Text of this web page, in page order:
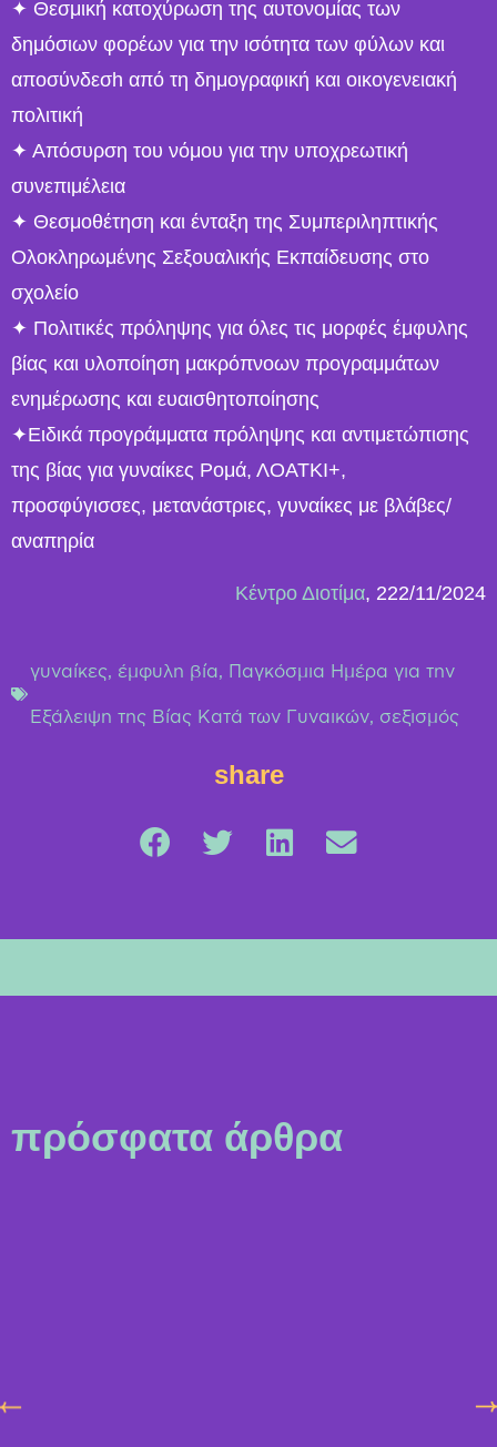
✦ Θεσμική κατοχύρωση της αυτονομίας των
δημόσιων φορέων για την ισότητα των φύλων και
αποσύνδεσh από τη δημογραφική και οικογενειακή
πολιτική
✦ Απόσυρση του νόμου για την υποχρεωτική
συνεπιμέλεια
✦ Θεσμοθέτηση και ένταξη της Συμπεριληπτικής
Ολοκληρωμένης Σεξουαλικής Εκπαίδευσης στο
σχολείο
✦ Πολιτικές πρόληψης για όλες τις μορφές έμφυλης
βίας και υλοποίηση μακρόπνοων προγραμμάτων
ενημέρωσης και ευαισθητοποίησης
✦Ειδικά προγράμματα πρόληψης και αντιμετώπισης
της βίας για γυναίκες Ρομά, ΛΟΑΤΚΙ+,
προσφύγισσες, μετανάστριες, γυναίκες με βλάβες/
αναπηρία
Κέντρο Διοτίμα, 222/11/2024
γυναίκες, έμφυλη βία, Παγκόσμια Hμέρα για την
Εξάλειψη της Βίας Κατά των Γυναικών, σεξισμός
share
πρόσφατα άρθρα